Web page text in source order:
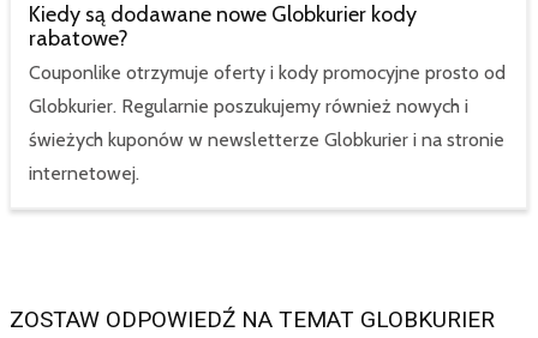
Kiedy są dodawane nowe Globkurier kody
rabatowe?
Couponlike otrzymuje oferty i kody promocyjne prosto od
Globkurier. Regularnie poszukujemy również nowych i
świeżych kuponów w newsletterze Globkurier i na stronie
internetowej.
ZOSTAW ODPOWIEDŹ NA TEMAT GLOBKURIER